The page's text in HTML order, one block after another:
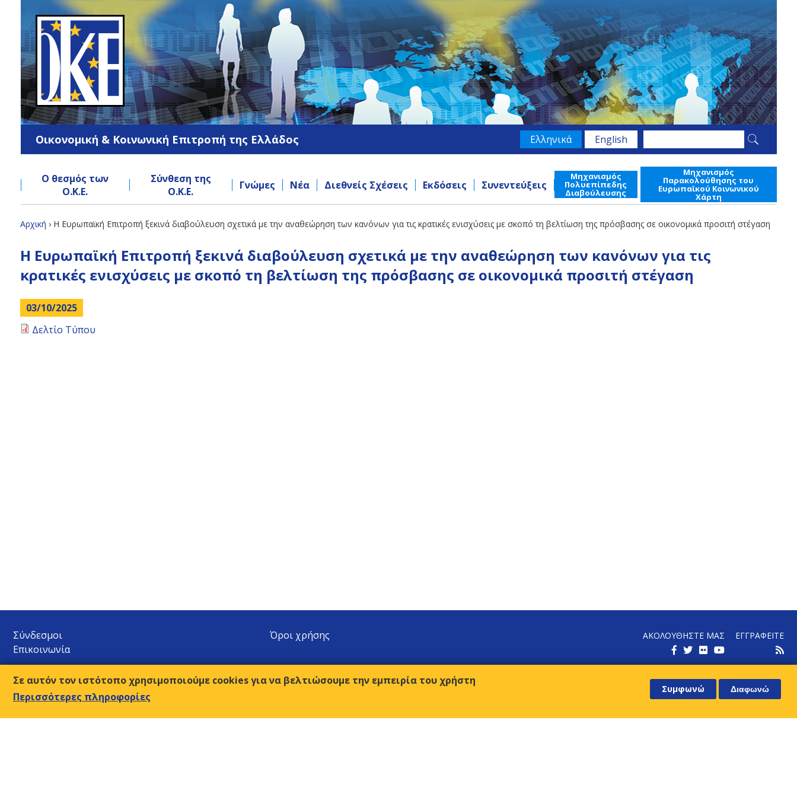
navigation
Οικονομική & Κοινωνική Επιτροπή της Ελλάδος Ελληνικά English
Φόρμα
αναζήτησης
this
site
Ο θεσμός των
Ο.Κ.Ε.
Σύνθεση της
Ο.Κ.Ε.
Γνώμες Νέα Διεθνείς Σχέσεις Εκδόσεις Συνεντεύξεις
Μηχανισμός
Πολυεπίπεδης
Διαβούλευσης
Μηχανισμός
Παρακολούθησης του
Ευρωπαϊκού Κοινωνικού
Χάρτη
εδώ
Αρχική › Η Ευρωπαϊκή Επιτροπή ξεκινά διαβούλευση σχετικά με την αναθεώρηση των κανόνων για τις κρατικές ενισχύσεις με σκοπό τη βελτίωση της πρόσβασης σε οικονομικά προσιτή στέγαση
to
Η Ευρωπαϊκή Επιτροπή ξεκινά διαβούλευση σχετικά με την αναθεώρηση των κανόνων για τις
κρατικές ενισχύσεις με σκοπό τη βελτίωση της πρόσβασης σε οικονομικά προσιτή στέγαση
03/10/2025
Δελτίο Τύπου
to
Σύνδεσμοι
Επικοινωνία
Όροι χρήσης ΑΚΟΛΟΥΘΗΣΤΕ ΜΑΣ ΕΓΓΡΑΦΕΙΤΕ
Αμβρ. Φραντζή 9, 117 43 Αθήνα
Σε αυτόν τον ιστότοπο χρησιμοποιούμε cookies για να βελτιώσουμε την εμπειρία του χρήστη
Περισσότερες πληροφορίες
Συμφωνώ Διαφωνώ